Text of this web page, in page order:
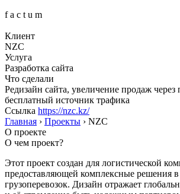
f a c t u m
Клиент
NZC
Услуга
Разработка сайта
Что сделали
Редизайн сайта, увеличение продаж
бесплатный источник трафика
Ссылка https://nzc.kz/
Главная › Проекты › NZC
О проекте
О чем проект?
Этот проект создан для логистической
предоставляющей комплексные решения в
грузоперевозок. Дизайн отражает